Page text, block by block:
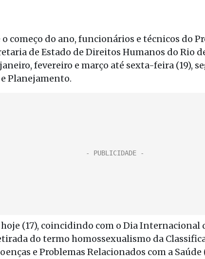
o começo do ano, funcionários e técnicos do
de Estado de Direitos Humanos do Rio
fevereiro e março até sexta-feira (19),
Planejamento.
(17), coincidindo com o Dia Internacional
do termo homossexualismo da
e Problemas Relacionados com a Saúde